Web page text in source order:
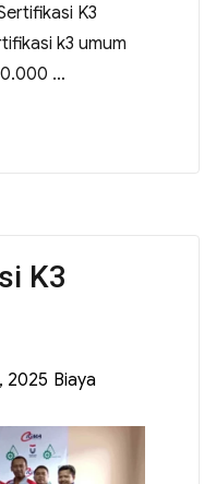
K3
k3 umum
…
K3
2025 Biaya